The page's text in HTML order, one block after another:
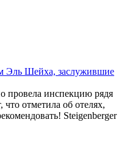
Эль Шейха, заслужившие
провела инспекцию рядя
отметила об отелях,
Steigenberger